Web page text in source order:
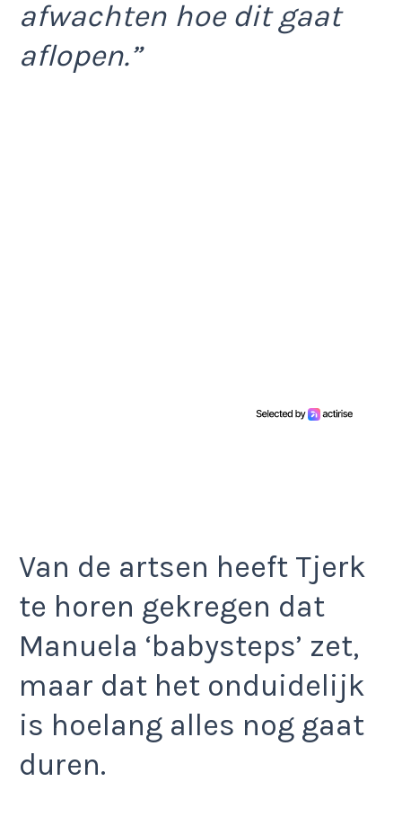
afwachten hoe dit gaat
aflopen.”
Van de artsen heeft Tjerk
te horen gekregen dat
Manuela ‘babysteps’ zet,
maar dat het onduidelijk
is hoelang alles nog gaat
duren.